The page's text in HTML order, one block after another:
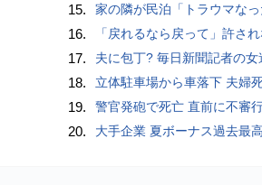
15. 家の隣が民泊「トラウマなっ
16. 「戻れるなら戻って」許さ
17. 夫に包丁? 毎日新聞記者の女
18. 立体駐車場から車落下 夫婦
19. 警官発砲で死亡 直前に不審
20. 大手企業 夏ボーナス過去最